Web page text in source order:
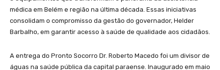
médica em Belém e região na última década. Essas iniciativas
consolidam o compromisso da gestão do governador, Helder
Barbalho, em garantir acesso à saúde de qualidade aos cidadãos.
A entrega do Pronto Socorro Dr. Roberto Macedo foi um divisor de
águas na saúde pública da capital paraense. Inaugurado em maio